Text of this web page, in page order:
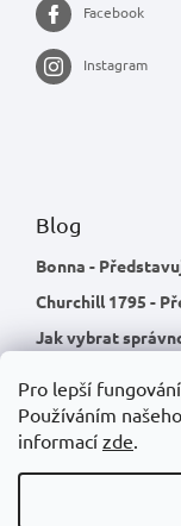
Pro lepší
Používáním
informací zde.
Facebook
Instagram
Blog
Bonna -
Churchill 1795 -
Jak vybrat